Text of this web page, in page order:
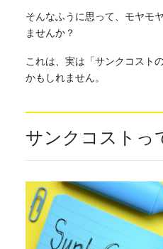
そんなふうに思って、モヤモ
ませんか？
これは、実は「サンクコスト
かもしれません。
サンクコストっ